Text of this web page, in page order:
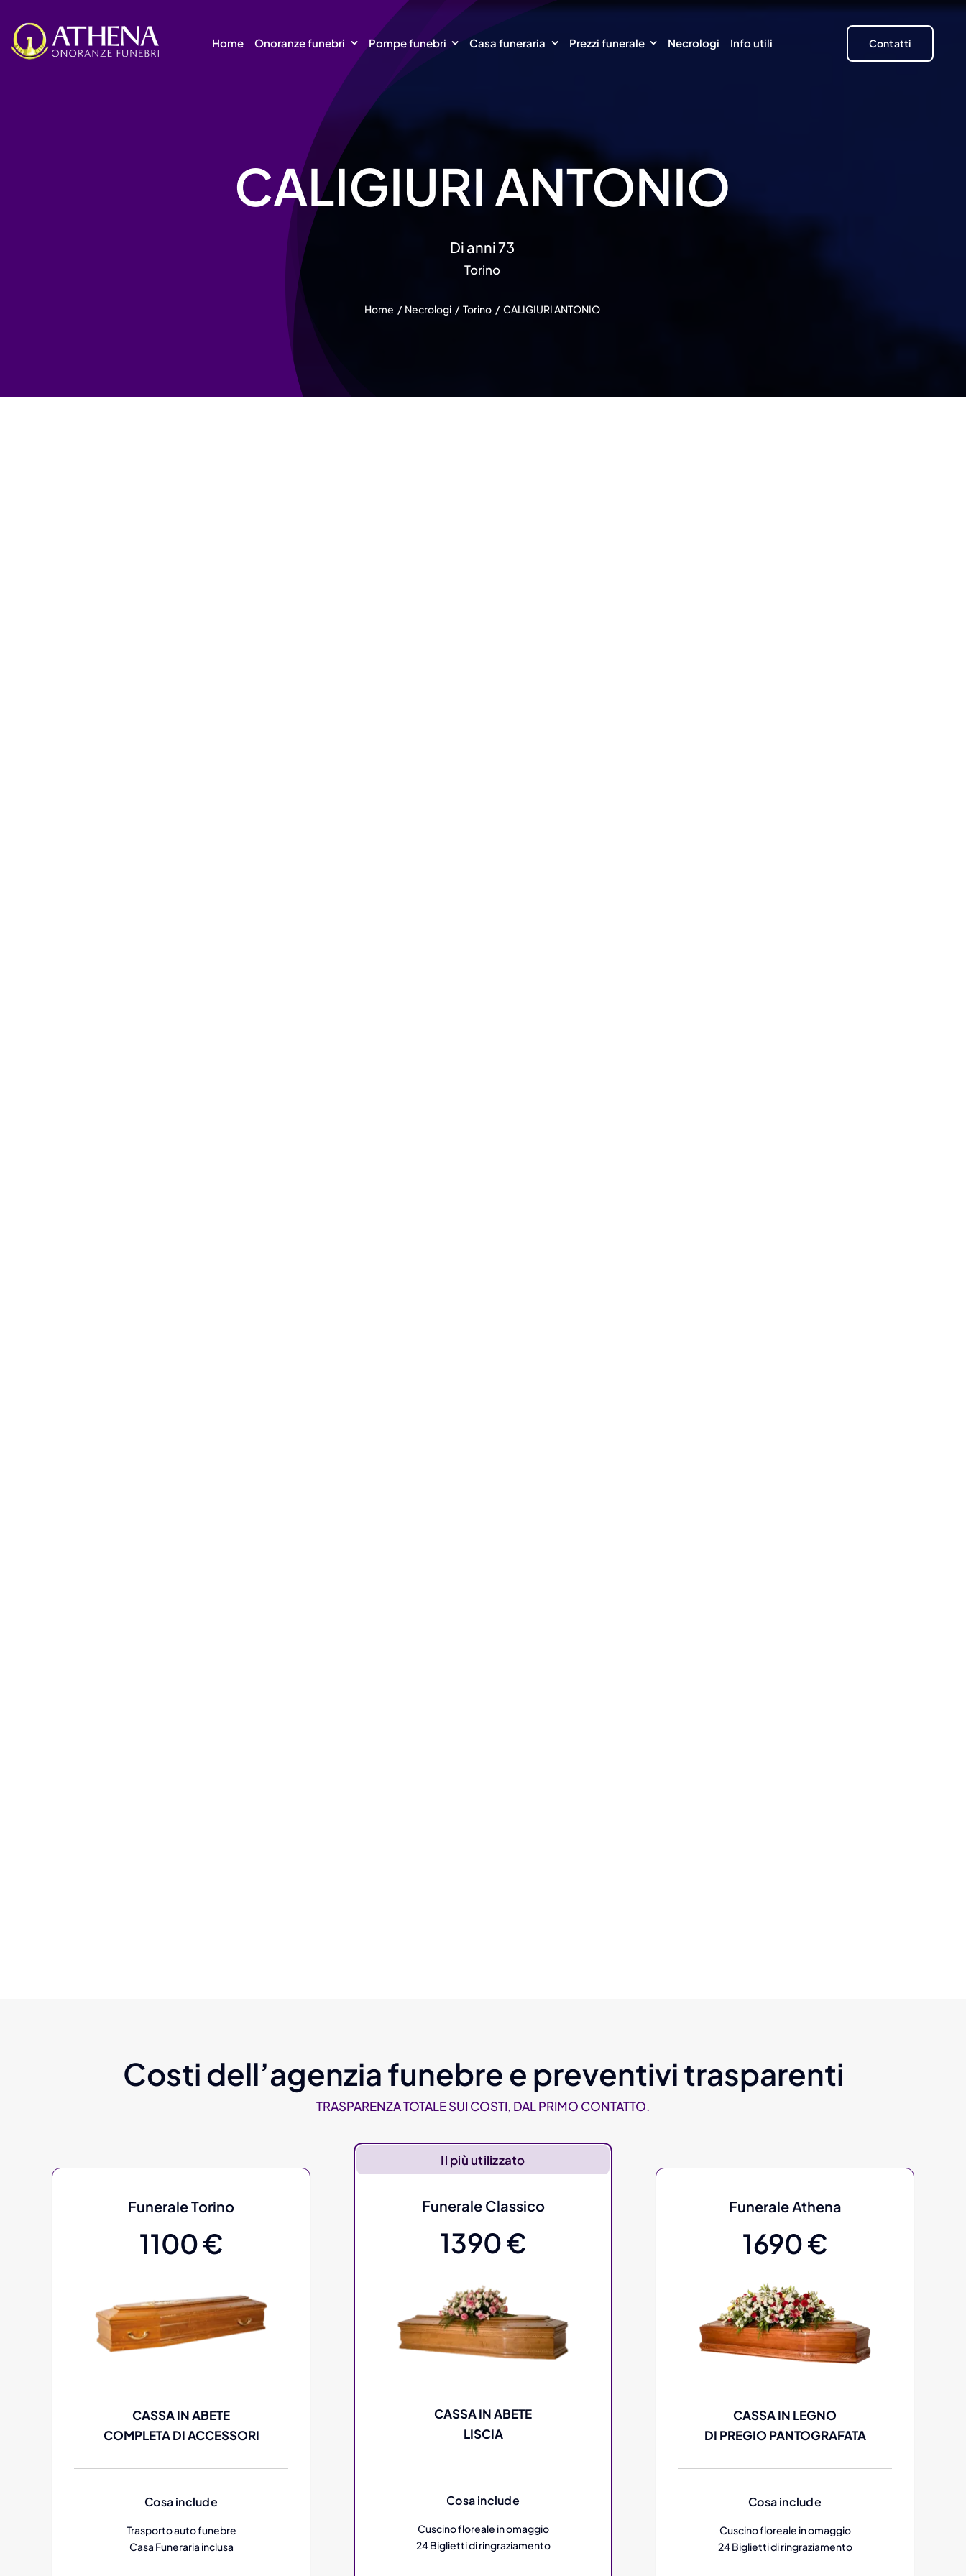
content
Home Onoranze funebri Pompe funebri Casa funeraria Prezzi funerale Necrologi Info utili Contatti
CALIGIURI ANTONIO
Di anni 73
Torino
Home Necrologi Torino CALIGIURI ANTONIO
Costi dell’agenzia funebre e preventivi trasparenti
TRASPARENZA TOTALE SUI COSTI, DAL PRIMO CONTATTO.
Funerale Torino
1100 €
CASSA IN ABETE
COMPLETA DI ACCESSORI
Cosa include
Trasporto auto funebre
Casa Funeraria inclusa
Il più utilizzato
Funerale Classico
1390 €
CASSA IN ABETE
LISCIA
Cosa include
Cuscino floreale in omaggio
24 Biglietti di ringraziamento
Funerale Athena
1690 €
CASSA IN LEGNO
DI PREGIO PANTOGRAFATA
Cosa include
Cuscino floreale in omaggio
24 Biglietti di ringraziamento